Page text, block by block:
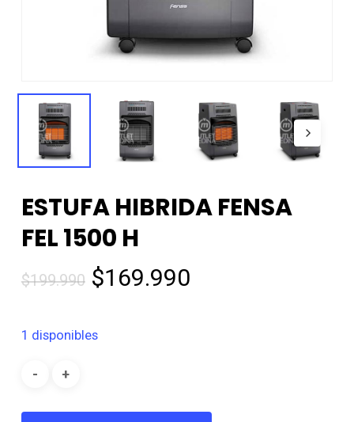
ESTUFA HIBRIDA FENSA
FEL 1500 H
$199.990 El
era:
$169.990El
1 disponibles